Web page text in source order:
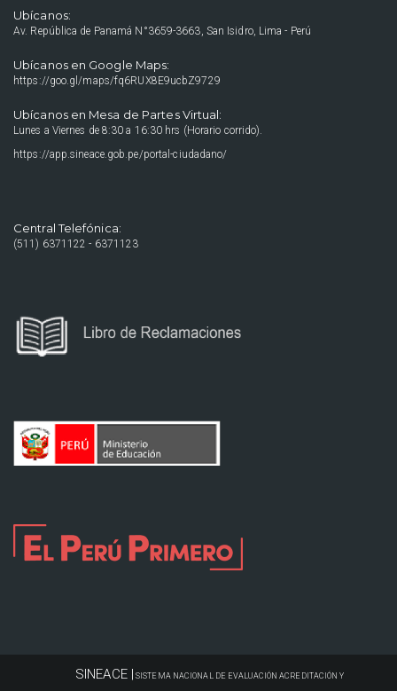
Ubícanos:
Av. República de Panamá N°3659-3663, San Isidro, Lima - Perú
Ubícanos en Google Maps:
https://goo.gl/maps/fq6RUX8E9ucbZ9729
Ubícanos en Mesa de Partes Virtual:
Lunes a Viernes de 8:30 a 16:30 hrs (Horario corrido).
https://app.sineace.gob.pe/portal-ciudadano/
Central Telefónica:
(511) 6371122 - 6371123
SINEACE | SISTEMA NACIONAL DE EVALUACIÓN ACREDITACIÓN Y